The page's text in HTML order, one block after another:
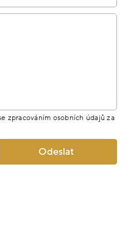
zpracováním osobních údajů za
Odeslat